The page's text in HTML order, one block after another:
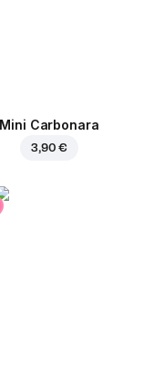
Mini Carbonara
3,90 €